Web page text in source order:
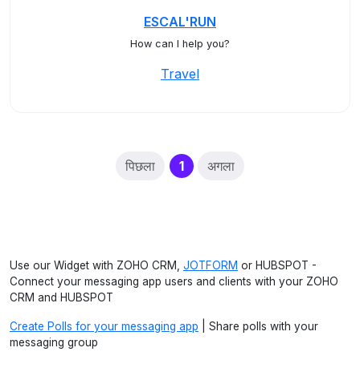
ESCAL'RUN
How can I help you?
Travel
पिछला 1(current)
अगला
Use our Widget with ZOHO CRM, JOTFORM or HUBSPOT -
Connect your messaging app users and clients with your ZOHO
CRM and HUBSPOT
Create Polls for your messaging app | Share polls with your
messaging group